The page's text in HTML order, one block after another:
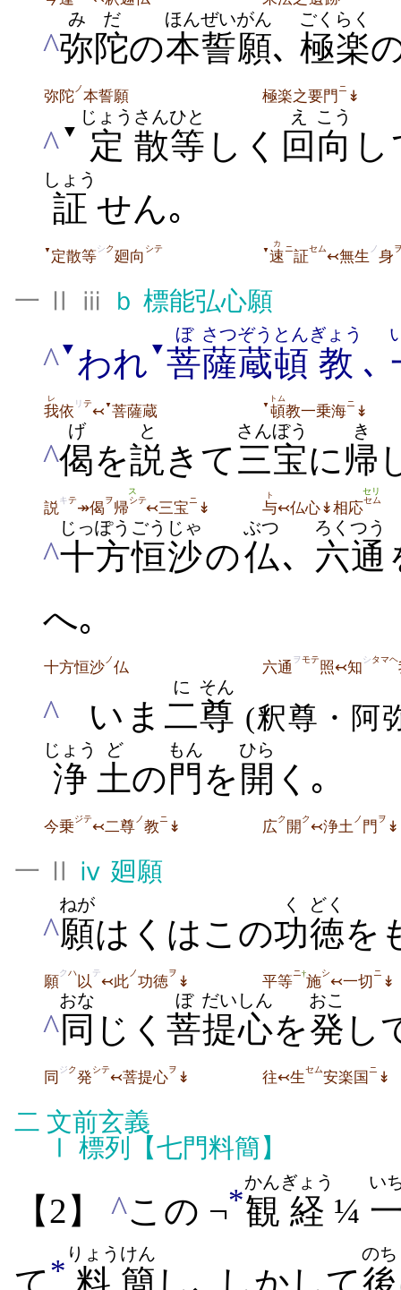
^弥陀
みだ
の本
ほん
誓願
ぜいがん
､ 極楽
ごくらく
弥陀 ノ本誓願 極楽之要門 ニ ↡
^ ▼ 定
じょう
散
さん
等
ひと
しく 回
え
向
こう
証
しょう
せん｡
▼ 定散等シク廻向 シテ ▼速
カ ニ証セム↢無生 ノ身
一 Ⅱ ⅲ ｂ 標能弘心願
^▼ われ ▼菩
ぼ
薩
さつ
蔵
ぞう
頓
とん
教
ぎょう
､
我
レ
依 リ テ↢ ▼菩薩蔵 ▼ 頓
トム
教一乗海ニ ↡
^偈
げ
を説
と
きて 三宝
さんぼう
に 帰
き
説キテ↠偈ヲ帰シテ
ス
↢三宝ニ ↡ 与
ト
↢仏心↡相応セム
セリ
^十方
じっぽう
恒沙
ごうじゃ
の仏
ぶつ
､ 六通
ろくつう
へ｡
十方恒沙 ノ仏 六通 ヲモテ照↢知シタマヘ
^ いま 二
に
尊
そん
(釈尊・阿
浄
じょう
土
ど
の門
もん
を 開
ひら
く｡
今乗ジテ↢二尊 ノ教 ニ ↡ 広ク 開 ク↢浄土 ノ 門 ヲ ↡
一 Ⅱ ⅳ 廻願
^願
ねが
はくはこの功
く
徳
どく
を
願クハ以 テ↢此 ノ功徳ヲ ↡ 平等ニ †施シ↢一切 ニ ↡
^同
おな
じく 菩
ぼ
提
だい
心
しん
を発
おこ
し
同 ジク発シテ↢菩提心ヲ ↡ 往↢生セム安楽国 ニ ↡
二 文前玄義
Ⅰ
標列【七門料簡】
【2】 ^この ¬*観
かん
経
ぎょう
¼
い
て* 料
りょう
簡
けん
し､ しかして後
のち